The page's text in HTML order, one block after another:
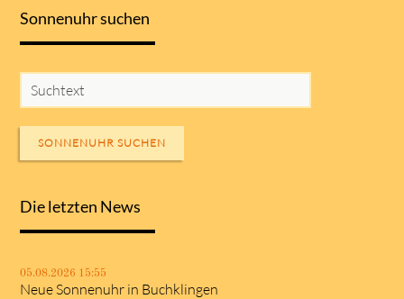
Sonnenuhr suchen
SONNENUHR SUCHEN
Die letzten News
05.08.2026 15:55
Neue Sonnenuhr in Buchklingen